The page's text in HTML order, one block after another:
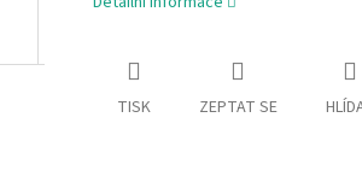
TISK ZEPTAT SE